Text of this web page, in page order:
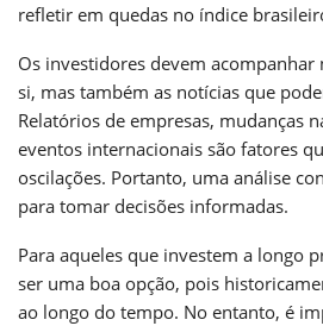
refletir em quedas no índice
Os investidores devem acompanhar
si, mas também as notícias que
Relatórios de empresas, mudanças
eventos internacionais são fatores
oscilações. Portanto, uma análise
para tomar decisões informadas.
Para aqueles que investem a longo
ser uma boa opção, pois
ao longo do tempo. No entanto, é